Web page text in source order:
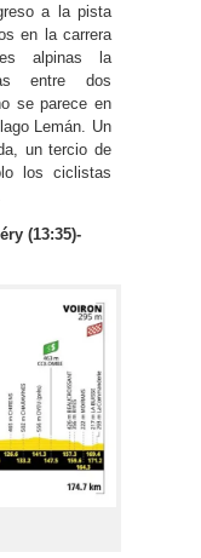
a la pista
en la carrera
alpinas la
entre dos
se parece en
Lemán. Un
un tercio de
los ciclistas
(13:35)-